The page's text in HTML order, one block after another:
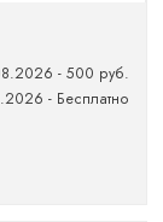
- 500 руб.
- Бесплатно